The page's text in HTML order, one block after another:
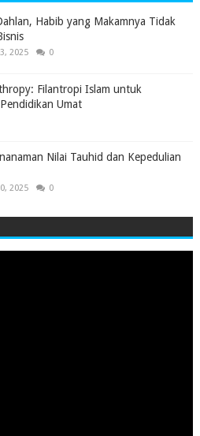
Habib yang Makamnya Tidak
2025 0
Filantropi Islam untuk
Umat
Nilai Tauhid dan Kepedulian
2025 0